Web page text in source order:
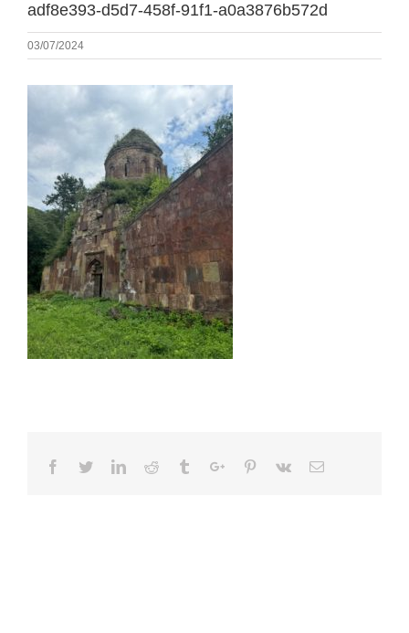
adf8e393-d5d7-458f-91f1-a0a3876b572d
03/07/2024
Facebook
TwitterLinkedinReddit TumblrGoogle+Pinterest
Vk Email